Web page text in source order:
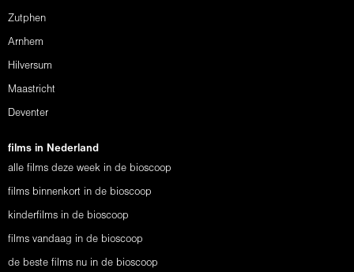
Zutphen
Arnhem
Hilversum
Maastricht
Deventer
films in Nederland
alle films deze week in de bioscoop
films binnenkort in de bioscoop
kinderfilms in de bioscoop
films vandaag in de bioscoop
de beste films nu in de bioscoop